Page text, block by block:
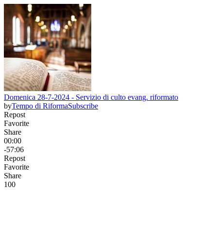
Domenica 28-7-2024 - Servizio di culto evang. riformato
byTempo di RiformaSubscribe
Repost
Favorite
Share
00:00
-57:06
Repost
Favorite
Share
100